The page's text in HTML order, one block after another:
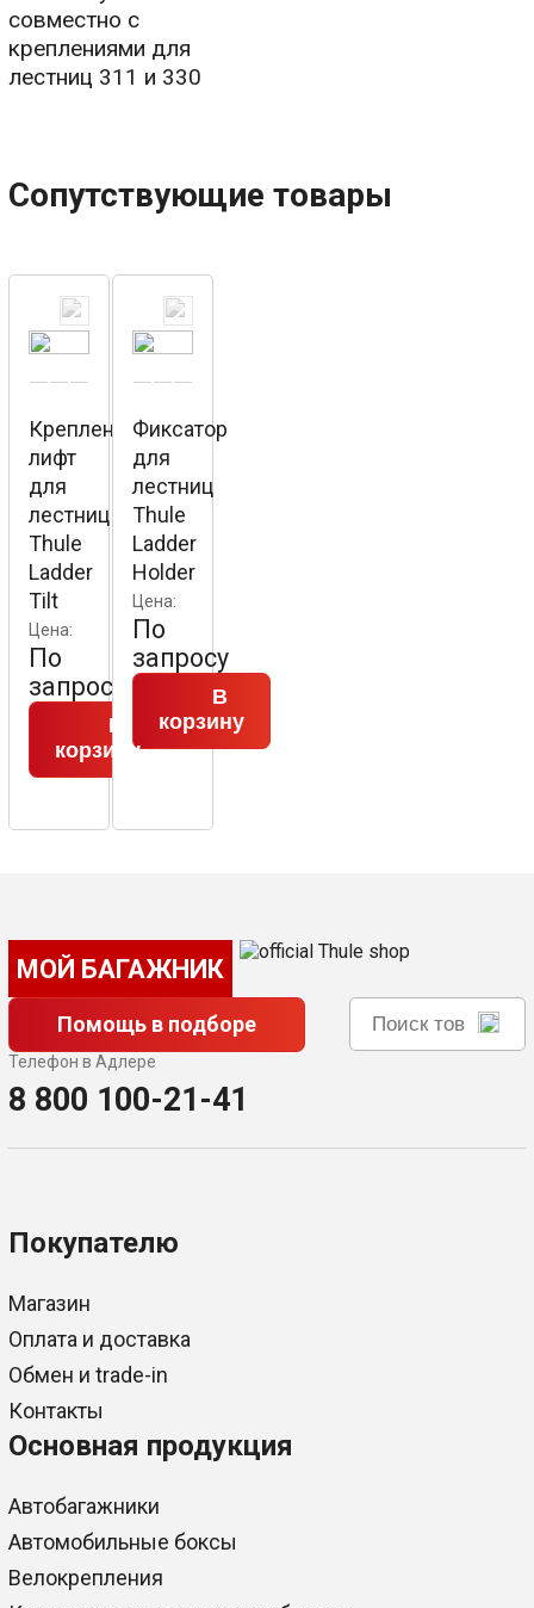
совместно с
креплениями для
лестниц 311 и 330
Сопутствующие товары
Крепление-
лифт
для
лестниц
Thule
Ladder
Tilt
Цена:
По
запросу
В
корзину
Фиксатор
для
лестниц
Thule
Ladder
Holder
Цена:
По
запросу
В
корзину
МОЙ БАГАЖНИК
Помощь в подборе
Телефон в Адлере
8 800 100-21-41
Покупателю
Магазин
Оплата и доставка
Обмен и trade-in
Контакты
Основная продукция
Автобагажники
Автомобильные боксы
Велокрепления